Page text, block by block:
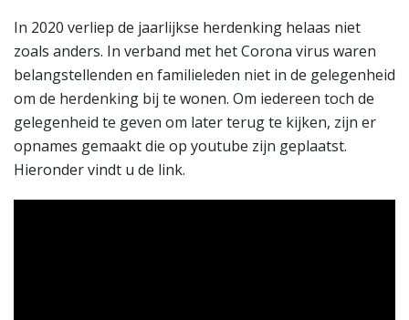
In 2020 verliep de jaarlijkse herdenking helaas niet
zoals anders. In verband met het Corona virus waren
belangstellenden en familieleden niet in de gelegenheid
om de herdenking bij te wonen. Om iedereen toch de
gelegenheid te geven om later terug te kijken, zijn er
opnames gemaakt die op youtube zijn geplaatst.
Hieronder vindt u de link.